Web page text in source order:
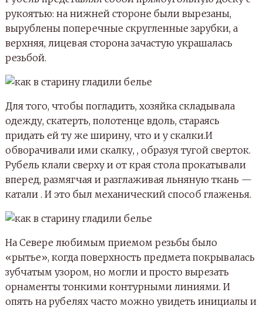
рукоятью: на нижней стороне были вырезаны,
вырублены поперечные скругленные зарубки, а
верхняя, лицевая сторона зачастую украшалась
резьбой.
Для того, чтобы погладить, хозяйка складывала
одежду, скатерть, полотенце вдоль, стараясь
придать ей ту же ширину, что и у скалки.И
обворачивали ими скалку, , образуя тугой сверток.
Рубель клали сверху и от края стола прокатывали
вперед, размягчая и разглаживая льняную ткань —
катали . И это был механический способ глаженья.
На Севере любимым приемом резьбы было
«рытье», когда поверхность предмета покрывалась
зубчатым узором, но могли и просто вырезать
орнаменты тонкими контурными линиями. И
опять на рубелях часто можно увидеть инициалы и